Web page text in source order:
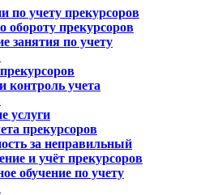
по учету прекурсоров
обороту прекурсоров
занятия по учету
контроль учета
услуги
прекурсоров
за неправильный
и учёт прекурсоров
обучение по учету